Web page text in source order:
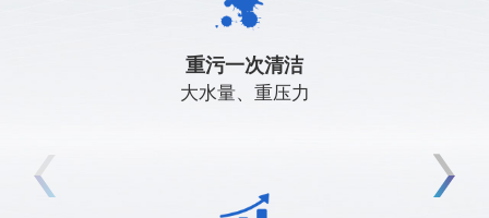
重污一次清洁
大水量、重压力
远程唤醒，一键启动，任意位置初始化
视觉点云融合感知，有效识别各类障碍